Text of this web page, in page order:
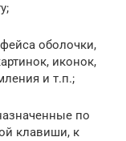
оболочки,
иконок,
и т.п.;
по
клавиши, к